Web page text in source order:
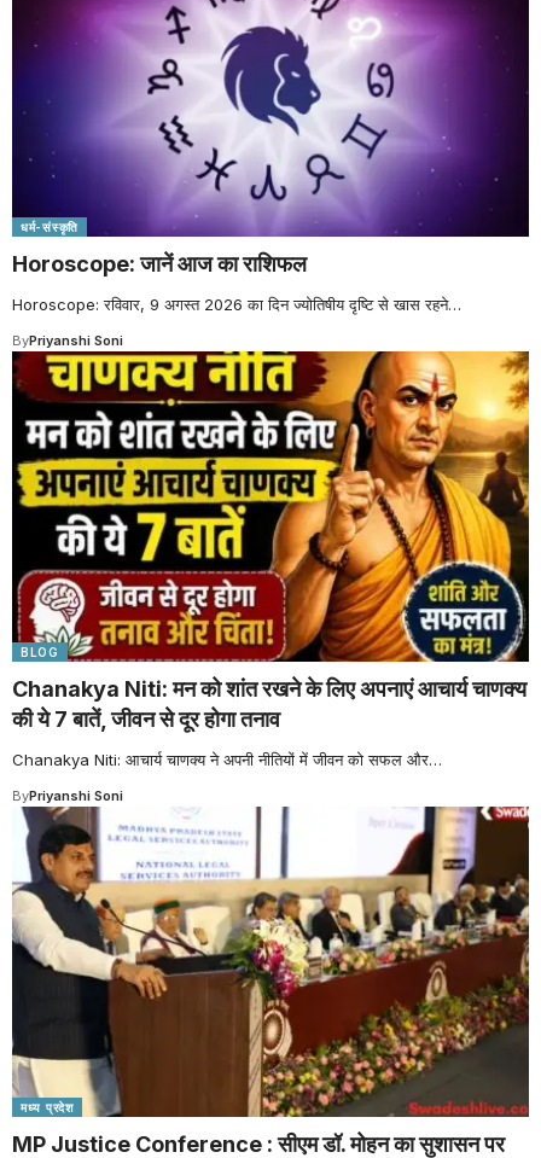
धर्म-संस्कृति
Horoscope: जानें आज का राशिफल
Horoscope: रविवार, 9 अगस्त 2026 का दिन ज्योतिषीय दृष्टि से खास रहने…
ByPriyanshi Soni
BLOG
Chanakya Niti: मन को शांत रखने के लिए अपनाएं आचार्य चाणक्य
की ये 7 बातें, जीवन से दूर होगा तनाव
Chanakya Niti: आचार्य चाणक्य ने अपनी नीतियों में जीवन को सफल और…
ByPriyanshi Soni
मध्य प्रदेश
MP Justice Conference : सीएम डॉ. मोहन का सुशासन पर